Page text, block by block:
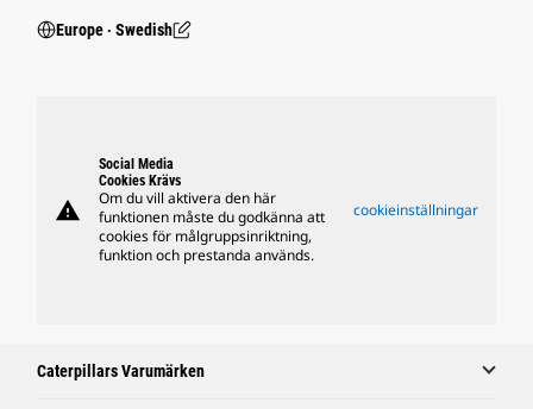
Europe ‧ Swedish
warning
Social Media
Cookies Krävs
Om du vill aktivera den här
funktionen måste du godkänna att
cookies för målgruppsinriktning,
funktion och prestanda används.
cookieinställningar
Caterpillars Varumärken